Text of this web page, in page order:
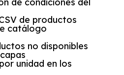
de productos
catálogo
no disponibles
unidad en los